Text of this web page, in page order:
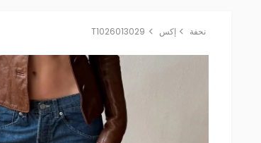
نحفة إكس T1026013029